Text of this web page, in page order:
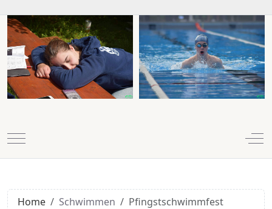
Mobile Menu Toggle
Home Schwimmen Pfingstschwimmfest